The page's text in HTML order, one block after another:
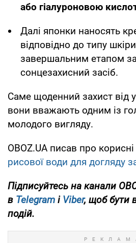
або гіалуроновою
Далі японки наносять
відповідно до типу
завершальним етапом
сонцезахисний засіб.
Саме щоденний захист від
вони вважають одним із
молодого вигляду.
OBOZ.UA писав про
рисової води для догляду
Підписуйтесь на канали
в Telegram і Viber, щоб бути
подій.